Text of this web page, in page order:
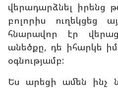
վերադարձնել իրենց
բոլորիս ուղեկցեց
հնարավոր էր
անեծքը, դե իհարկե
օգնությամբ:
Ես արեցի ամեն ինչ